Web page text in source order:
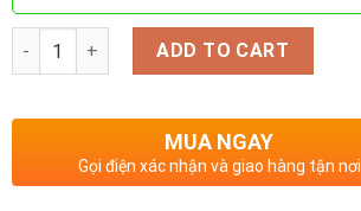
Quantity ADD TO CART
MUA NGAY
Gọi điện xác nhận và giao hàng tận nơi